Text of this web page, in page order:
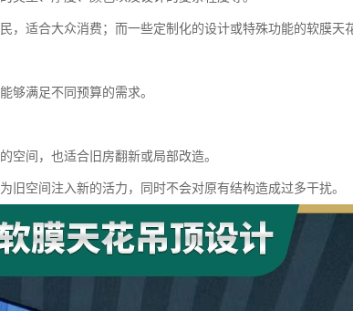
，适合大众消费；而一些定制化的设计或特殊功能的软膜天
够满足不同预算的需求。
空间，也适合旧房翻新或局部改造。
旧空间注入新的活力，同时不会对原有结构造成过多干扰。